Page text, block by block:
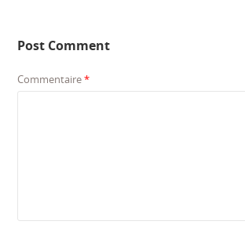
Post Comment
Commentaire*